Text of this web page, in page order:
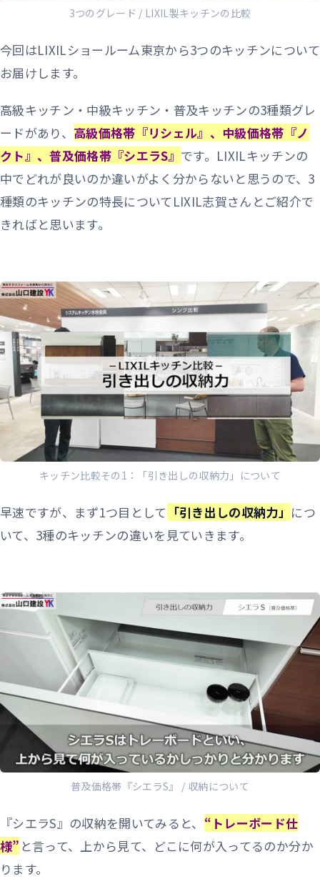
3つのグレード / LIXIL製キッチンの比較
今回はLIXILショールーム東京から3つのキッチンについて
お届けします。
高級キッチン・中級キッチン・普及キッチンの3種類グレ
ードがあり、 高級価格帯『リシェル』、中級価格帯『ノ
クト』、普及価格帯『シエラS』 です。LIXILキッチンの
中でどれが良いのか違いがよく分からないと思うので、3
種類のキッチンの特長についてLIXIL志賀さんとご紹介で
きればと思います。
キッチン比較その1：「引き出しの収納力」について
早速ですが、まず1つ目として 「引き出しの収納力」 につ
いて、3種のキッチンの違いを見ていきます。
普及価格帯『シエラS』 / 収納について
『シエラS』の収納を開いてみると、 “トレーボード仕
様” と言って、上から見て、どこに何が入ってるのか分か
ります。